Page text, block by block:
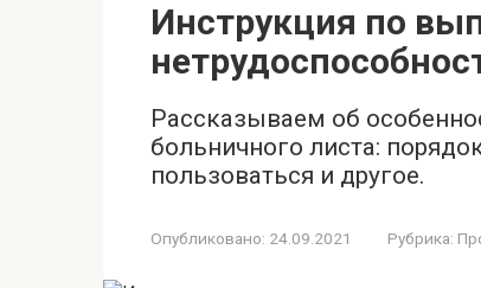
Инструкция по
Рассказываем об
больничного листа:
пользоваться и другое.
Опубликовано: 24.09.2021 Рубрика: